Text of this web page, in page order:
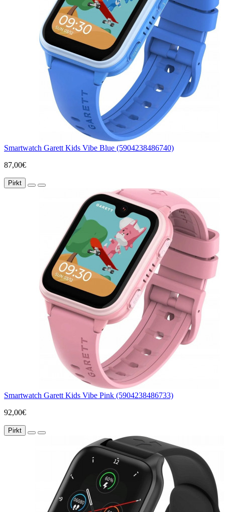
Smartwatch Garett Kids Vibe Blue (5904238486740)
87,00€
Pirkt
Smartwatch Garett Kids Vibe Pink (5904238486733)
92,00€
Pirkt